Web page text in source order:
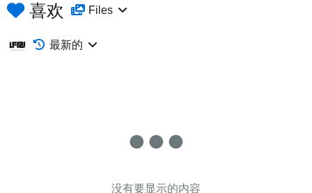
喜欢 Files
最新的
没有要显示的内容